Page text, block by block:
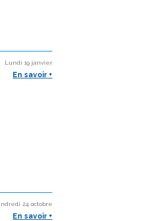
Lundi 19 janvier
En savoir +
24 octobre
En savoir +